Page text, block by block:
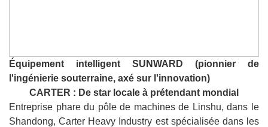
Équipement intelligent SUNWARD (pionnier de
l'ingénierie souterraine, axé sur l'innovation)
CARTER : De star locale à prétendant mondial
Entreprise phare du pôle de machines de Linshu, dans le
Shandong, Carter Heavy Industry est spécialisée dans les